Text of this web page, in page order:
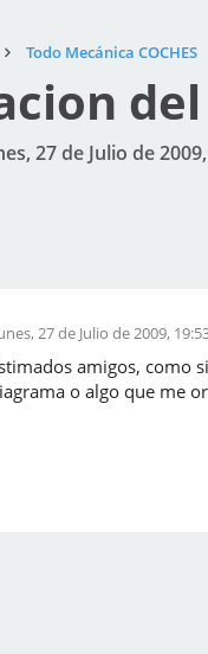
Todo Mecánica COCHES
27 de Julio de
27 de Julio de 2009,
amigos, como
o algo que me